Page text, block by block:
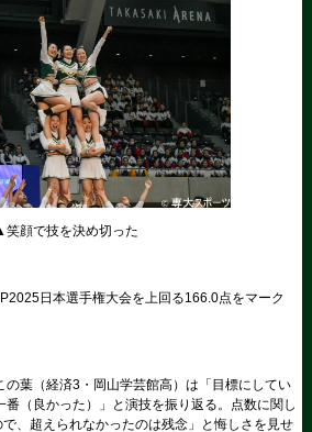
笑顔で技を決め切った
日本選手権大会を上回る166.0点をマーク
葉（経済3・岡山学芸館高）は「目標にしてい
（良かった）」と演技を振り返る。点数に関し
、超えられなかったのは残念」と悔しさを見せ